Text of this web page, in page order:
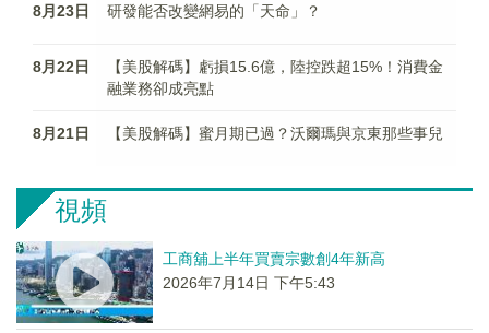
8月23日 研發能否改變網易的「天命」？
8月22日
【美股解碼】虧損15.6億，陸控跌超15%！消費金
融業務卻成亮點
8月21日 【美股解碼】蜜月期已過？沃爾瑪與京東那些事兒
視頻
工商舖上半年買賣宗數創4年新高
2026年7月14日 下午5:43